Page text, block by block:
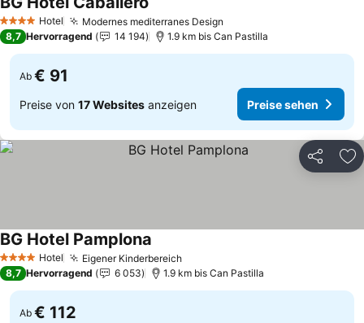
4 Sterne Hotel Modernes mediterranes Design
8,7 Hervorragend 14 194 1.9 km bis Can Pastilla
Ab € 91
Preise von 17 Websites anzeigen Preise sehen
Teilen
4 Sterne Hotel Eigener KinderbereichPreise sehen
BG Hotel Pamplona
8,7 Hervorragend 6 053 1.9 km bis Can Pastilla
Ab € 112